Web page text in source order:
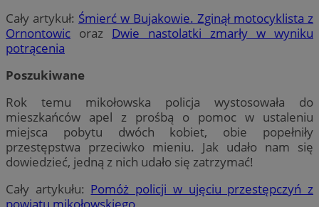
Cały artykuł: Śmierć w Bujakowie. Zginął motocyklista z
Ornontowic oraz Dwie nastolatki zmarły w wyniku
potrącenia
Poszukiwane
Rok temu mikołowska policja wystosowała do
mieszkańców apel z prośbą o pomoc w ustaleniu
miejsca pobytu dwóch kobiet, obie popełniły
przestępstwa przeciwko mieniu. Jak udało nam się
dowiedzieć, jedną z nich udało się zatrzymać!
Cały artykułu: Pomóż policji w ujęciu przestępczyń z